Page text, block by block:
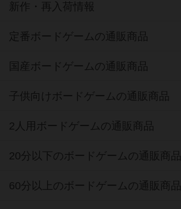
新作・再入荷情報
定番ボードゲームの通販商品
国産ボードゲームの通販商品
子供向けボードゲームの通販商品
2人用ボードゲームの通販商品
20分以下のボードゲームの通販商品
60分以上のボードゲームの通販商品